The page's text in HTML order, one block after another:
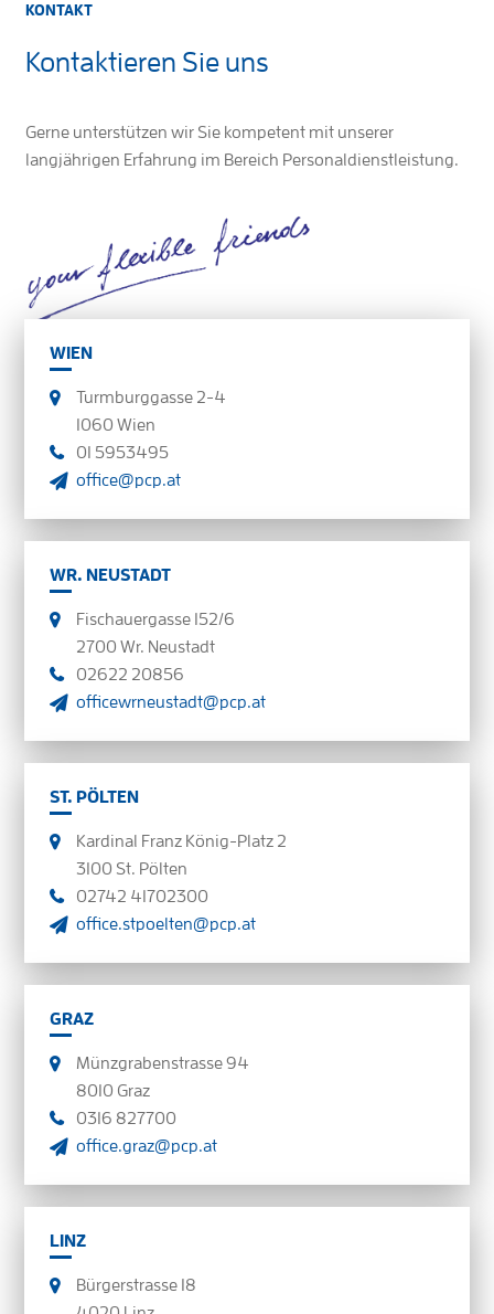
KONTAKT
Kontaktieren Sie uns
Gerne unterstützen wir Sie kompetent mit unserer
langjährigen Erfahrung im Bereich Personaldienstleistung.
WIEN
Turmburggasse 2-4
1060 Wien
01 5953495
office@pcp.at
WR. NEUSTADT
Fischauergasse 152/6
2700 Wr. Neustadt
02622 20856
officewrneustadt@pcp.at
ST. PÖLTEN
Kardinal Franz König-Platz 2
3100 St. Pölten
02742 41702300
office.stpoelten@pcp.at
GRAZ
Münzgrabenstrasse 94
8010 Graz
0316 827700
office.graz@pcp.at
LINZ
Bürgerstrasse 18